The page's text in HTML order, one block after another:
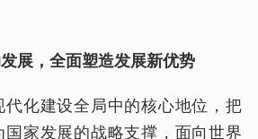
展，全面塑造发展新优势
化建设全局中的核心地位，把
家发展的战略支撑，面向世界